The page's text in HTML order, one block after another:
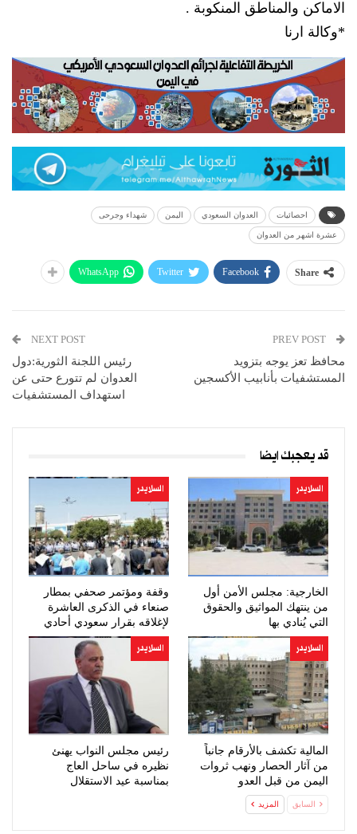
الاماکن والمناطق المنکوبة .
*وكالة ارنا
احصائيات العدوان السعودي اليمن شهداء وجرحى
عشرة اشهر من العدوان
Share
Facebook
Twitter
WhatsApp
محافظ تعز يوجه بتزويد
المستشفيات بأنابيب الأكسجين
NEXT POST
رئيس اللجنة الثورية:دول
العدوان لم تتورع حتى عن
استهداف المستشفيات
قد يعجبك ايضا
السلايدر
الخارجية: مجلس الأمن أول
من ينتهك المواثيق والحقوق
التي يُنادي بها
السلايدر
وقفة ومؤتمر صحفي بمطار
صنعاء في الذكرى العاشرة
لإغلاقه بقرار سعودي أحادي
السلايدر
المالية تكشف بالأرقام جانباً
من آثار الحصار ونهب ثروات
اليمن من قبل العدو
السعودي…
السلايدر
رئيس مجلس النواب يهنئ
نظيره في ساحل العاج
بمناسبة عيد الاستقلال
السابق المزيد